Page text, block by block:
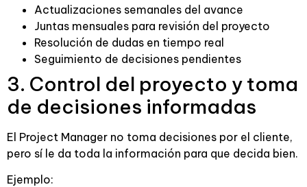
Actualizaciones semanales del avance
Juntas mensuales para revisión del proyecto
Resolución de dudas en tiempo real
Seguimiento de decisiones pendientes
3. Control del proyecto y toma
de decisiones informadas
El Project Manager no toma decisiones por el cliente,
pero sí le da toda la información para que decida bien.
Ejemplo: